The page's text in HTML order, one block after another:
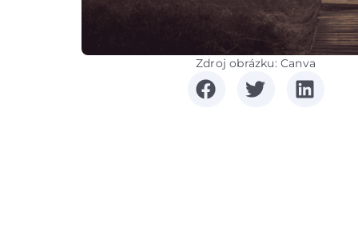
Zdroj obrázku: Canva